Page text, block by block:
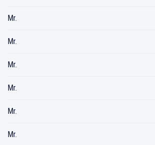
Mr.
Mr.
Mr.
Mr.
Mr.
Mr.